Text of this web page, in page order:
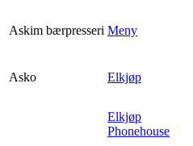
Askim bærpresseri Meny
Asko
Elkjøp
Elkjøp
Phonehouse